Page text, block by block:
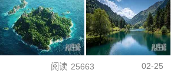
阅读 25663 02-25